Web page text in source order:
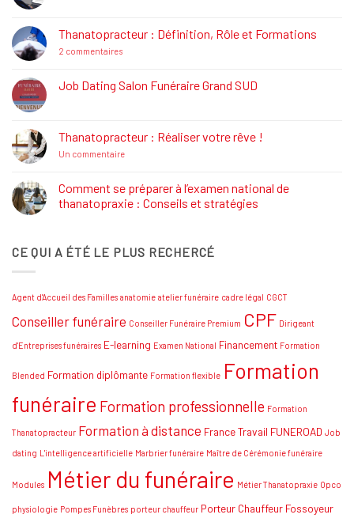
La
Réglementation
Funéraire
Thanatopracteur : Définition, Rôle et Formations
2 commentairessur
Définition,
Rôle
Job Dating Salon Funéraire Grand SUD
Job
Dating
Salon
SUD
Thanatopracteur : Réaliser votre rêve !
Un commentairesur
Réaliser
votre
rêve
Comment se préparer à l’examen national de
thanatopraxie : Conseils et stratégies
Comment
se
national
thanatopraxie
Conseils
CE QUI A ÉTÉ LE PLUS RECHERCÉ
Agent d'Accueil des Familles anatomie atelier funéraire cadre légal CGCT
Conseiller funéraire Conseiller Funéraire Premium CPF Dirigeant
d'Entreprises funéraires E-learning Examen National Financement Formation
Blended Formation diplômante Formation flexible Formation
funéraire Formation professionnelle Formation
Thanatopracteur Formation à distance France Travail FUNEROAD Job
dating L'intelligence artificielle Marbrier funéraire Maître de Cérémonie funéraire
Modules Métier du funéraire Métier Thanatopraxie Opco
physiologie Pompes Funèbres porteur chauffeur Porteur Chauffeur Fossoyeur